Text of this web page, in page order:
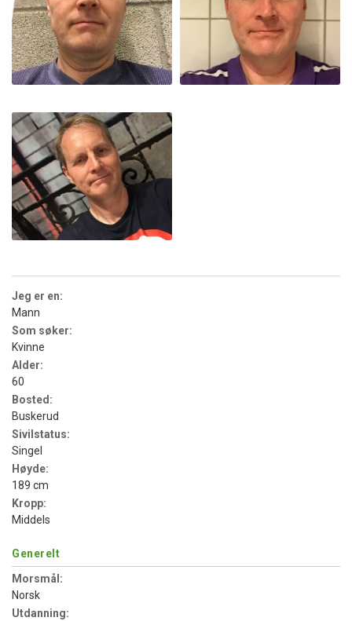
Jeg er en:
Mann
Som søker:
Kvinne
Alder:
60
Bosted:
Buskerud
Sivilstatus:
Singel
Høyde:
189 cm
Kropp:
Middels
Generelt
Morsmål:
Norsk
Utdanning: